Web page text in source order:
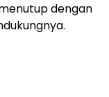
dengan